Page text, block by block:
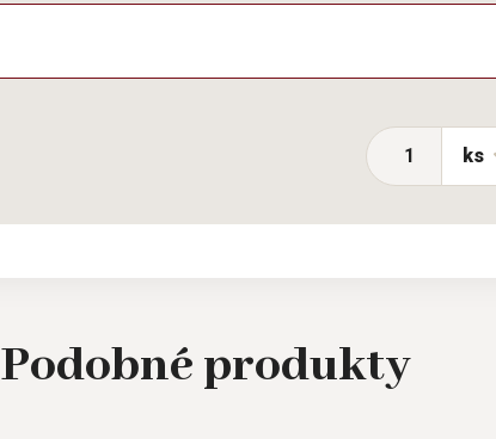
ks
Podobnéprodukty